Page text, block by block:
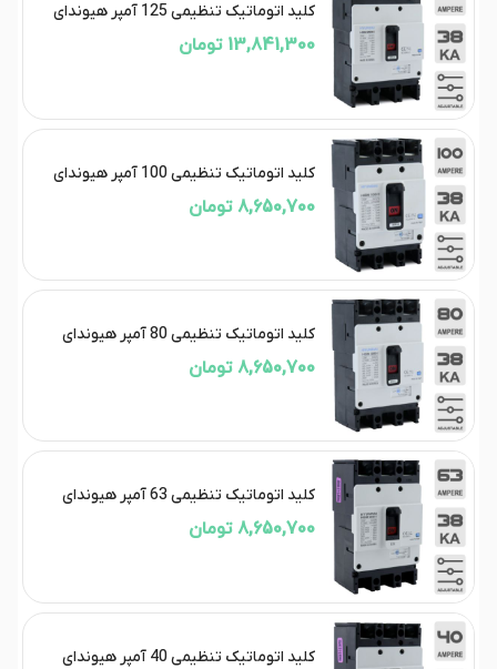
کلید اتوماتیک تنظیمی 125 آمپر هیوندای
13,841,300 تومان
کلید اتوماتیک تنظیمی 100 آمپر هیوندای
8,650,700 تومان
کلید اتوماتیک تنظیمی 80 آمپر هیوندای
8,650,700 تومان
کلید اتوماتیک تنظیمی 63 آمپر هیوندای
8,650,700 تومان
کلید اتوماتیک تنظیمی 40 آمپر هیوندای